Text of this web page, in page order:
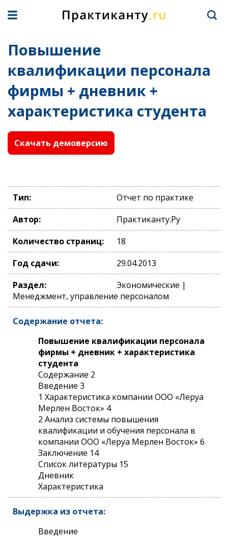
Повышение
квалификации персонала
фирмы + дневник +
характеристика студента
Скачать демоверсию
Тип:
Отчет по практике
Автор:
Практиканту.Ру
Количество страниц:
18
Год сдачи:
29.04.2013
Раздел:
Экономические |
Менеджмент, управление персоналом
Содержание отчета:
Повышение квалификации персонала
фирмы + дневник + характеристика
студента
Содержание 2
Введение 3
1 Характеристика компании ООО «Леруа
Мерлен Восток» 4
2 Анализ системы повышения
квалификации и обучения персонала в
компании ООО «Леруа Мерлен Восток» 6
Заключение 14
Список литературы 15
Дневник
Характеристика
Выдержка из отчета:
Введение